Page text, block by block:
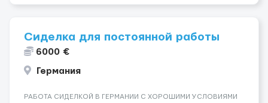
Сиделка для постоянной работы
6000 €
Германия
РАБОТА СИДЕЛКОЙ В ГЕРМАНИИ С ХОРОШИМИ УСЛОВИЯМИ